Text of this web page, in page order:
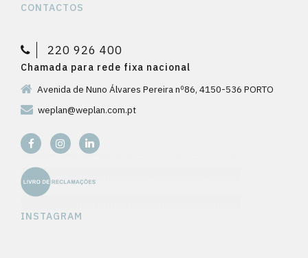
CONTACTOS
220 926 400
Chamada para rede fixa nacional
Avenida de Nuno Álvares Pereira nº86, 4150-536 PORTO
weplan@weplan.com.pt
INSTAGRAM